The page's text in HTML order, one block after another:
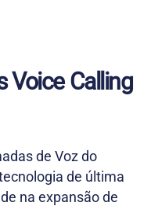
Voice Calling
de Voz do
de última
na expansão de